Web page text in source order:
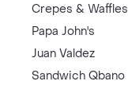
Crepes & Waffles
Papa John's
Juan Valdez
Sandwich Qbano